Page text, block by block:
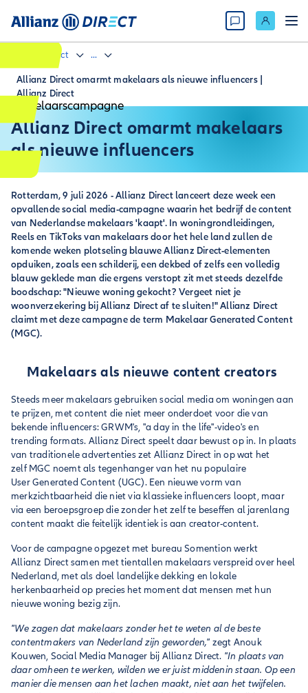
Allianz Direct ...
Allianz Direct omarmt makelaars als nieuwe influencers |
Allianz Direct
Allianz Direct omarmt makelaars
als nieuwe influencers
Rotterdam, 9 juli 2026 - Allianz Direct lanceert deze week een
opvallende social media-campagne waarin het bedrijf de content
van Nederlandse makelaars 'kaapt'. In woningrondleidingen,
Reels en TikToks van makelaars door het hele land zullen de
komende weken plotseling blauwe Allianz Direct-elementen
opduiken, zoals een schilderij, een dekbed of zelfs een volledig
blauw geklede man die ergens verstopt zit met steeds dezelfde
boodschap: "Nieuwe woning gekocht? Vergeet niet je
woonverzekering bij Allianz Direct af te sluiten!" Allianz Direct
claimt met deze campagne de term Makelaar Generated Content
(MGC).
Makelaars als nieuwe content creators
Steeds meer makelaars gebruiken social media om woningen aan
te prijzen, met content die niet meer onderdoet voor die van
bekende influencers: GRWM's, "a day in the life"-video's en
trending formats. Allianz Direct speelt daar bewust op in. In plaats
van traditionele advertenties zet Allianz Direct in op wat het
zelf MGC noemt als tegenhanger van het nu populaire
User Generated Content (UGC). Een nieuwe vorm van
merkzichtbaarheid die niet via klassieke influencers loopt, maar
via een beroepsgroep die zonder het zelf te beseffen al jarenlang
content maakt die feitelijk identiek is aan creator-content.
Voor de campagne opgezet met bureau Somention werkt
Allianz Direct samen met tientallen makelaars verspreid over heel
Nederland, met als doel landelijke dekking en lokale
herkenbaarheid op precies het moment dat mensen met hun
nieuwe woning bezig zijn.
"We zagen dat makelaars zonder het te weten al de beste
contentmakers van Nederland zijn geworden," zegt Anouk
Kouwen, Social Media Manager bij Allianz Direct. "In plaats van
daar omheen te werken, wilden we er juist middenin staan. Op een
manier die mensen aan het lachen maakt, niet aan het twijfelen.